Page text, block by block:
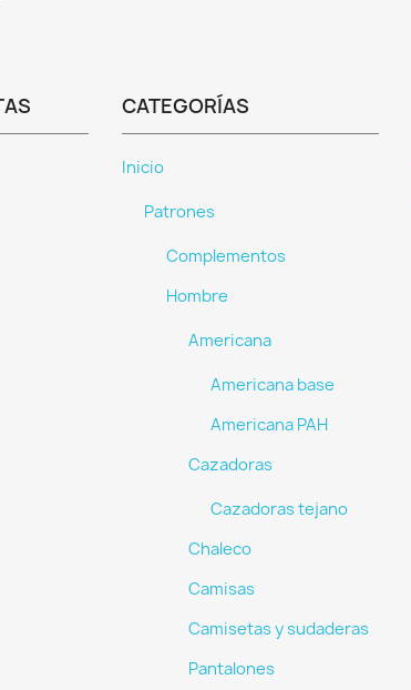
CATEGORÍAS
Inicio
Patrones
Complementos
Hombre
Americana
Americana base
Americana PAH
Cazadoras
Cazadoras tejano
Chaleco
Camisas
Camisetas y sudaderas
Pantalones